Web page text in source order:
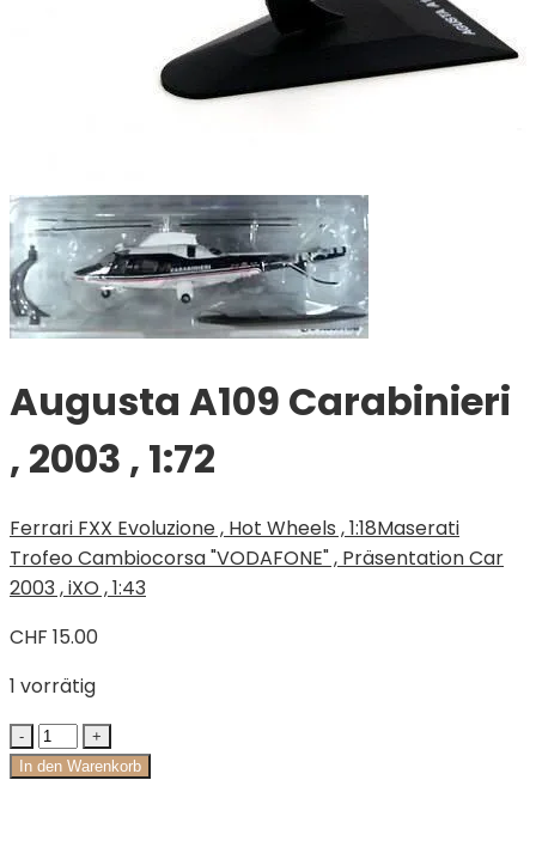
Augusta A109 Carabinieri
, 2003 , 1:72
Ferrari FXX Evoluzione , Hot Wheels , 1:18Maserati
Trofeo Cambiocorsa "VODAFONE" , Präsentation Car
2003 , iXO , 1:43
CHF 15.00
1 vorrätig
In den Warenkorb